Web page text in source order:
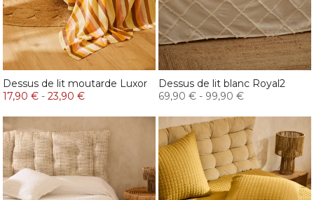
Dessus de lit moutarde Luxor
17,90 € - 23,90 €
Dessus de lit blanc Royal2
69,90 € - 99,90 €